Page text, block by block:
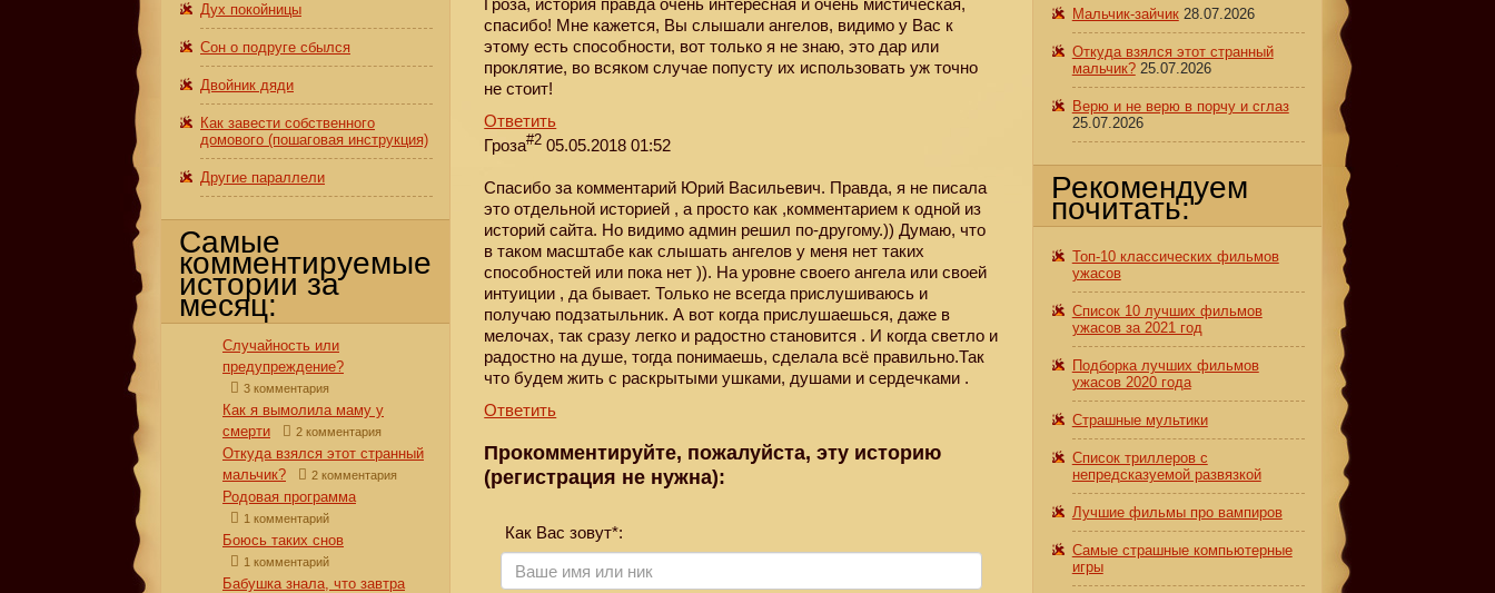
Гроза, история правда очень интересная и очень мистическая,
спасибо! Мне кажется, Вы слышали ангелов, видимо у Вас к
этому есть способности, вот только я не знаю, это дар или
проклятие, во всяком случае попусту их использовать уж точно
не стоит!
Ответить
Гроза#2 05.05.2018 01:52
Спасибо за комментарий Юрий Васильевич. Правда, я не писала
это отдельной историей , а просто как ,комментарием к одной из
историй сайта. Но видимо админ решил по-другому.)) Думаю, что
в таком масштабе как слышать ангелов у меня нет таких
способностей или пока нет )). На уровне своего ангела или своей
интуиции , да бывает. Только не всегда прислушиваюсь и
получаю подзатыльник. А вот когда прислушаешься, даже в
мелочах, так сразу легко и радостно становится . И когда светло и
радостно на душе, тогда понимаешь, сделала всё правильно.Так
что будем жить с раскрытыми ушками, душами и сердечками .
Ответить
Прокомментируйте, пожалуйста, эту историю
(регистрация не нужна):
Как Вас зовут*:
Дух покойницы
Сон о подруге сбылся
Двойник дяди
Как завести собственного
домового (пошаговая инструкция)
Другие параллели
Самые
комментируемые
истории за
месяц:
Случайность или
предупреждение?
3 комментария
Как я вымолила маму у
смерти
2 комментария
Откуда взялся этот странный
мальчик?
2 комментария
Родовая программа
1 комментарий
Боюсь таких снов
1 комментарий
Бабушка знала, что завтра
Мальчик-зайчик 28.07.2026
Откуда взялся этот странный
мальчик? 25.07.2026
Верю и не верю в порчу и сглаз
25.07.2026
Рекомендуем
почитать:
Топ-10 классических фильмов
ужасов
Список 10 лучших фильмов
ужасов за 2021 год
Подборка лучших фильмов
ужасов 2020 года
Страшные мультики
Список триллеров с
непредсказуемой развязкой
Лучшие фильмы про вампиров
Самые страшные компьютерные
игры